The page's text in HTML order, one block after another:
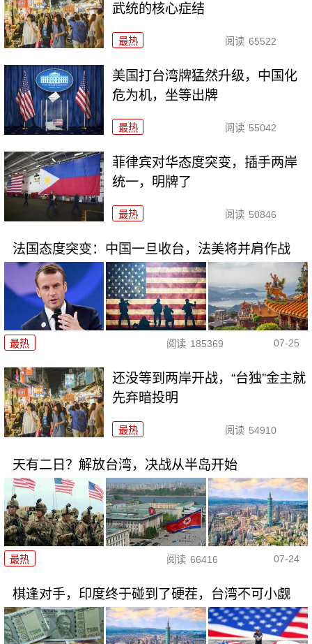
武统的核心症结
最热 阅读 65522
美国打台湾牌猛然升级，中国化
危为机，坐等出牌
最热 阅读 55042
菲律宾对华态度突变，插手两岸
统一，明牌了
最热 阅读 50846
法国态度突变：中国一旦收台，法美将并肩作战
最热 阅读 185369 07-25
还没等到两岸开战，“台独”金主就
先弃暗投明
最热 阅读 54910
天有二日？解放台湾，决战从半岛开始
最热 阅读 66416 07-24
棋逢对手，印度终于碰到了硬茬，台湾不可小觑